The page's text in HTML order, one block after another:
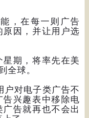
，在每一则广告
原因，并让用户选
期，将率先在美
全球。
户对电子类广告不
兴趣表中移除电
告就再也不会出